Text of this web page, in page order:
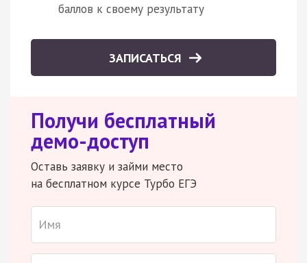
баллов к своему результату
ЗАПИСАТЬСЯ
Получи бесплатный
демо-доступ
Оставь заявку и займи место
на бесплатном курсе Турбо ЕГЭ